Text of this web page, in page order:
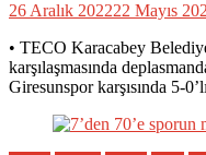
26 Aralık 202222 Mayıs
• TECO Karacabey
karşılaşmasında
Giresunspor karşısında 5-